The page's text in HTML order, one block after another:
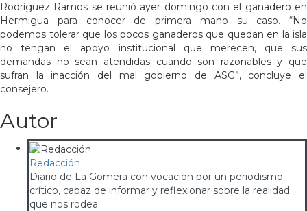
Rodríguez Ramos se reunió ayer domingo con el ganadero en
Hermigua para conocer de primera mano su caso. “No
podemos tolerar que los pocos ganaderos que quedan en la isla
no tengan el apoyo institucional que merecen, que sus
demandas no sean atendidas cuando son razonables y que
sufran la inacción del mal gobierno de ASG”, concluye el
consejero.
Autor
Redacción
Diario de La Gomera con vocación por un periodismo
crítico, capaz de informar y reflexionar sobre la realidad
que nos rodea.